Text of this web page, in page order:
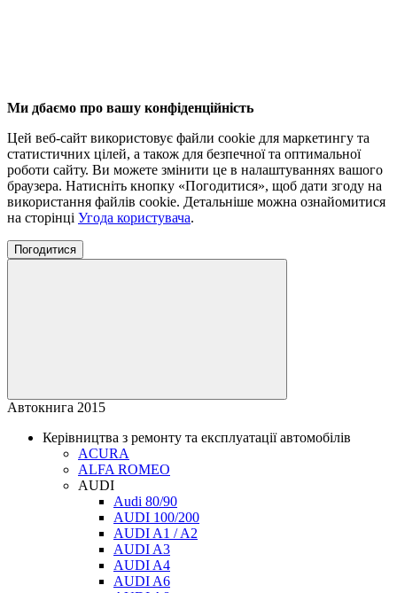
Ми дбаємо про вашу конфіденційність
Цей веб-сайт використовує файли cookie для маркетингу та
статистичних цілей, а також для безпечної та оптимальної
роботи сайту. Ви можете змінити це в налаштуваннях вашого
браузера. Натисніть кнопку «Погодитися», щоб дати згоду на
використання файлів cookie. Детальніше можна ознайомитися
на сторінці Угода користувача.
Погодитися
Автокнига 2015
Керівництва з ремонту та експлуатації автомобілів
ACURA
ALFA ROMEO
AUDI
Audi 80/90
AUDI 100/200
AUDI A1 / A2
AUDI A3
AUDI A4
AUDI A6